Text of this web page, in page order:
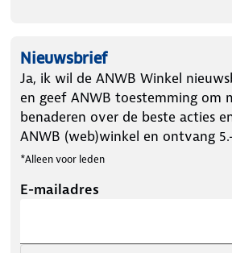
Nieuwsbrief
Ja, ik wil de ANWB Winkel
en geef ANWB toestemming om
benaderen over de beste acties
ANWB (web)winkel en ontvang
*Alleen voor leden
E-mailadres